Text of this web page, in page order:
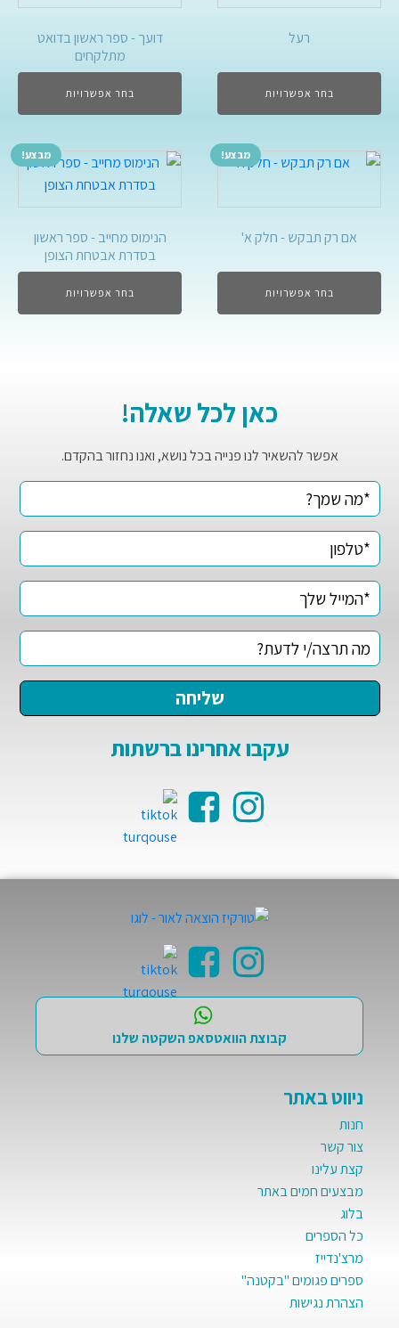
רעל
בחר אפשרויות
דועך - ספר ראשון בדואט
מתלקחים
בחר אפשרויות
מבצע!
אם רק תבקש - חלק א'
בחר אפשרויות
מבצע!
הנימוס מחייב - ספר ראשון
בסדרת אבטחת הצופן
בחר אפשרויות
כאן לכל שאלה!
אפשר להשאיר לנו פנייה בכל נושא, ואנו נחזור בהקדם.
עקבו אחרינו ברשתות
קבוצת הוואטסאפ השקטה שלנו
ניווט באתר
חנות
צור קשר
קצת עלינו
מבצעים חמים באתר
בלוג
כל הספרים
מרצ'נדייז
ספרים פגומים "בקטנה"
הצהרת נגישות